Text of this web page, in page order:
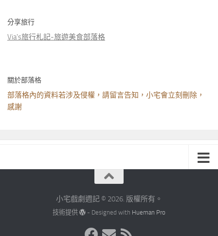
分享旅行
Via's旅行札記-旅遊美食部落格
關於部落格
部落格內的資料若涉及侵權，請留言告知，小宅會立刻刪除，
感謝
小宅戲劇週記 © 2026. 版權所有。
技術提供 - Designed with Hueman Pro